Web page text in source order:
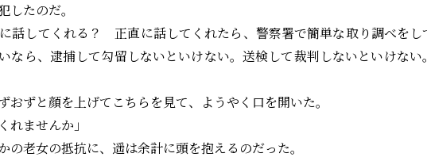
したのだ。
に話してくれる？ 正直に話してくれたら、警察署で簡単な取り調べを
なら、逮捕して勾留しないといけない。送検して裁判しないといけな
ずと顔を上げてこちらを見て、ようやく口を開いた。
れませんか」
老女の抵抗に、遥は余計に頭を抱えるのだった。